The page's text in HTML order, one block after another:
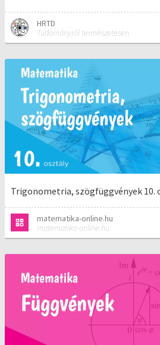
HRTD
Tudományról természetesen
Trigonometria, szögfüggvények 10.
matematika-online.hu
matematika-online.hu